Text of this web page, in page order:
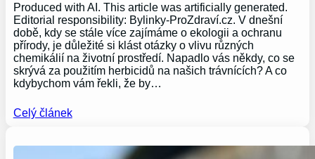
Produced with AI. This article was artificially generated.
Editorial responsibility: Bylinky-ProZdraví.cz. V dnešní
době, kdy se stále více zajímáme o ekologii a ochranu
přírody, je důležité si klást otázky o vlivu různých
chemikálií na životní prostředí. Napadlo vás někdy, co se
skrývá za použitím herbicidů na našich trávnících? A co
kdybychom vám řekli, že by…
Celý článek